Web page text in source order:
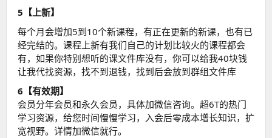
5【上新】
每个月会增加5到10个新课程，有正在更新的新课，也有已
经完结的。课程上新有我们自己的计划比较火的课程都会
有，如果你特别想听的课文件库没有，你可以给我40块钱
让我代找资源，找不到退钱，找到后会放到群组文件库
6【有效期】
会员分年会员和永久会员，具体加微信咨询。超6T的热门
学习资源，给您时间慢慢学习，入会后零成本增长知识，扩
宽视野。详情加微信就行。